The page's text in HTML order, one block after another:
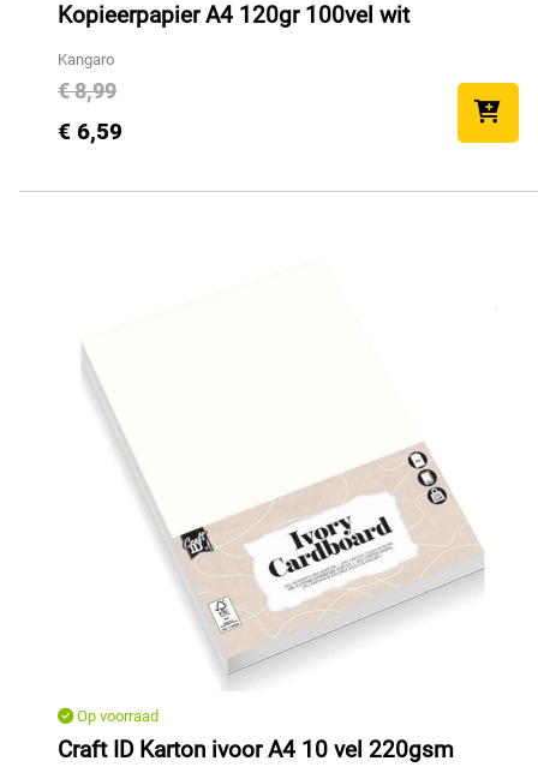
Kopieerpapier A4 120gr 100vel wit
Kangaro
€ 8,99
€ 6,59
Op voorraad
Craft ID Karton ivoor A4 10 vel 220gsm